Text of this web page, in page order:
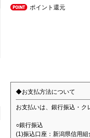
ポイント還元
◆お支払方法について
お支払いは、銀行振込・ク
○銀行振込
(1)振込口座：新潟県信用